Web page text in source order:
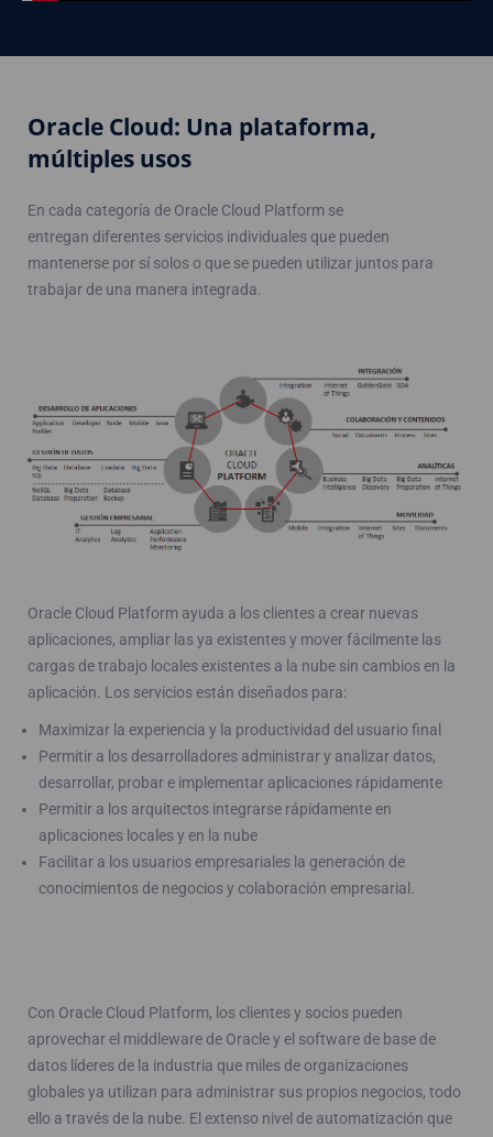
Oracle Cloud: Una plataforma,
múltiples usos
En cada categoría de Oracle Cloud Platform se
entregan diferentes servicios individuales que pueden
mantenerse por sí solos o que se pueden utilizar juntos para
trabajar de una manera integrada.
Oracle Cloud Platform ayuda a los clientes a crear nuevas
aplicaciones, ampliar las ya existentes y mover fácilmente las
cargas de trabajo locales existentes a la nube sin cambios en la
aplicación. Los servicios están diseñados para:
Maximizar la experiencia y la productividad del usuario final
Permitir a los desarrolladores administrar y analizar datos,
desarrollar, probar e implementar aplicaciones rápidamente
Permitir a los arquitectos integrarse rápidamente en
aplicaciones locales y en la nube
Facilitar a los usuarios empresariales la generación de
conocimientos de negocios y colaboración empresarial.
Con Oracle Cloud Platform, los clientes y socios pueden
aprovechar el middleware de Oracle y el software de base de
datos líderes de la industria que miles de organizaciones
globales ya utilizan para administrar sus propios negocios, todo
ello a través de la nube. El extenso nivel de automatización que